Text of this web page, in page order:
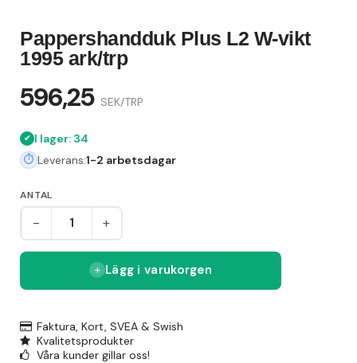
Pappershandduk Plus L2 W-vikt
1995 ark/trp
596,25 SEK/TRP
I lager: 34
Leverans:1-2 arbetsdagar
ANTAL
- +
Lägg i varukorgen
Faktura, Kort, SVEA & Swish
Kvalitetsprodukter
Våra kunder gillar oss!